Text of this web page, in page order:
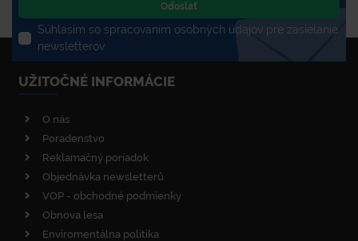
Odoslať
Súhlasím so spracovaním osobných údajov pre zasielanie
newsletterov
UŽITOČNÉ INFORMÁCIE
O nás
Poradenstvo
Reklamačný poriadok
Objednávka newsletterů
VOP - obchodné podmienky
Obnova lesa
Enviromentálna politika